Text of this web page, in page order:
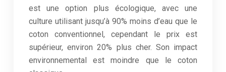
est une option plus écologique, avec une
culture utilisant jusqu’à 90% moins d’eau que le
coton conventionnel, cependant le prix est
supérieur, environ 20% plus cher. Son impact
environnemental est moindre que le coton